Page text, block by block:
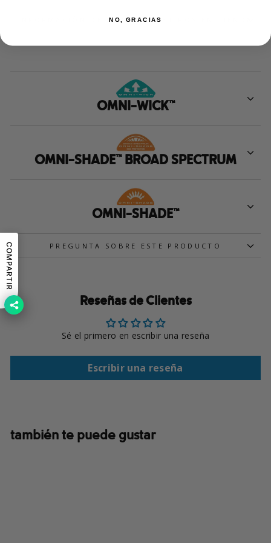
INFORMACIÓN DE ENVIOS Y RETIROS EN TIENDA
OMNI-WICK™
OMNI-SHADE™ BROAD SPECTRUM
OMNI-SHADE™
PREGUNTA SOBRE ESTE PRODUCTO
Reseñas de Clientes
Sé el primero en escribir una reseña
Escribir una reseña
también te puede gustar
COMPARTIR
NO, GRACIAS